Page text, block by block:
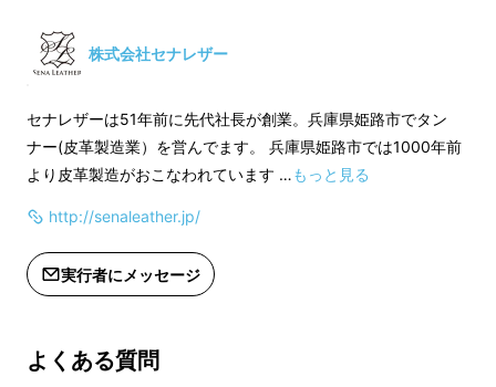
本革財布に使われる革の雰囲気って似たものが
多い、何年も使うものだから
特別な財布を持ち
たい。
株式会社セナレザー
セナレザーは51年前に先代社長が創業。兵庫県姫路市でタン
ナー(皮革製造業）を営んでます。 兵庫県姫路市では1000年前
より皮革製造がおこなわれています …もっと見る
http://senaleather.jp/
実行者にメッセージ
よくある質問